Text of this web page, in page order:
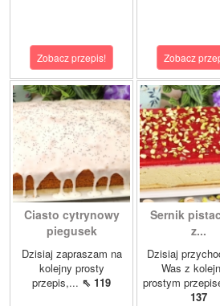
Zobacz przepis! Zobacz
Ciasto cytrynowy
piegusek
Dzisiaj zapraszam na
kolejny prosty
przepis,... ⇖ 119
Sernik
z...
Dzisiaj
Was z
prostym
137